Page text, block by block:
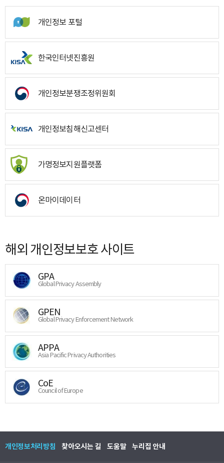
개인정보 포털
한국인터넷진흥원
개인정보분쟁조정위원회
개인정보침해신고센터
가명정보지원플랫폼
온마이데이터
해외 개인정보보호 사이트
GPA
Global Privacy Assembly
GPEN
Global Privacy Enforcement Network
APPA
Asia Pacific Privacy Authorities
CoE
Council of Europe
개인정보처리방침 찾아오시는 길 도움말 누리집 안내